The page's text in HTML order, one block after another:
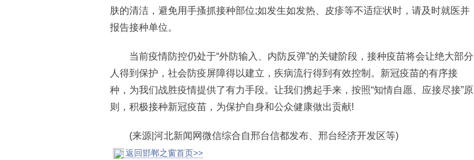
肤的清洁，避免用手搔抓接种部位;如发生如发热、皮疹等不适症状时，请及时就医并
报告接种单位。
当前疫情防控仍处于“外防输入、内防反弹”的关键阶段，接种疫苗将会让绝大部分
人得到保护，社会防疫屏障得以建立，疾病流行得到有效控制。新冠疫苗的有序接
种，为我们战胜疫情提供了有力手段。让我们携起手来，按照“知情自愿、应接尽接”原
则，积极接种新冠疫苗，为保护自身和公众健康做出贡献!
(来源|河北新闻网微信综合自邢台信都发布、邢台经济开发区等)
返回邯郸之窗首页>>